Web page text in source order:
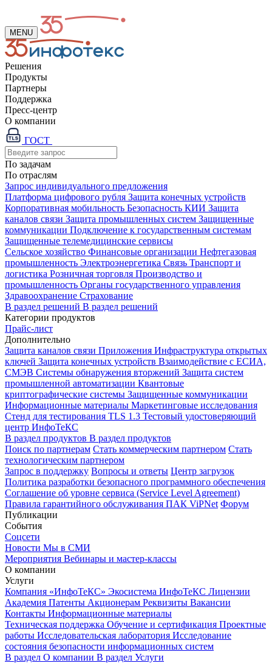
MENU
Решения
Продукты
Партнеры
Поддержка
Пресс-центр
О компании
ГОСТ
По задачам
По отраслям
Запрос индивидуального предложения
Платформа цифрового рубля Защита конечных устройств
Корпоративная мобильность Безопасность КИИ Защита
каналов связи Защита промышленных систем Защищенные
коммуникации Подключение к государственным системам
Защищенные телемедицинские сервисы
Сельское хозяйство Финансовые организации Нефтегазовая
промышленность Электроэнергетика Связь Транспорт и
логистика Розничная торговля Производство и
промышленность Органы государственного управления
Здравоохранение Страхование
В раздел решений В раздел решений
Категории продуктов
Прайс-лист
Дополнительно
Защита каналов связи Приложения Инфраструктура открытых
ключей Защита конечных устройств Взаимодействие с ЕСИА,
СМЭВ Системы обнаружения вторжений Защита систем
промышленной автоматизации Квантовые
криптографические системы Защищенные коммуникации
Информационные материалы Маркетинговые исследования
Стенд для тестирования TLS 1.3 Тестовый удостоверяющий
центр ИнфоТеКС
В раздел продуктов В раздел продуктов
Поиск по партнерам Стать коммерческим партнером Стать
технологическим партнером
Запрос в поддержку Вопросы и ответы Центр загрузок
Политика разработки безопасного программного обеспечения
Соглашение об уровне сервиса (Service Level Agreement)
Правила гарантийного обслуживания ПАК ViPNet Форум
Публикации
События
Соцсети
Новости Мы в СМИ
Мероприятия Вебинары и мастер-классы
О компании
Услуги
Компания «ИнфоТеКС» Экосистема ИнфоТеКС Лицензии
Академия Патенты Акционерам Реквизиты Вакансии
Контакты Информационные материалы
Техническая поддержка Обучение и сертификация Проектные
работы Исследовательская лаборатория Исследование
состояния безопасности информационных систем
В раздел О компании В раздел Услуги